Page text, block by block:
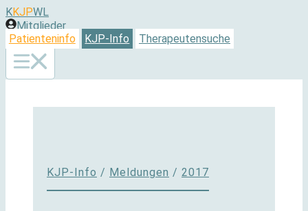
Zum
Inhalt
springen
KKJPWL
Mitglieder
Patienteninfo
KJP-Info Therapeutensuche
KJP-Info / Meldungen / 2017